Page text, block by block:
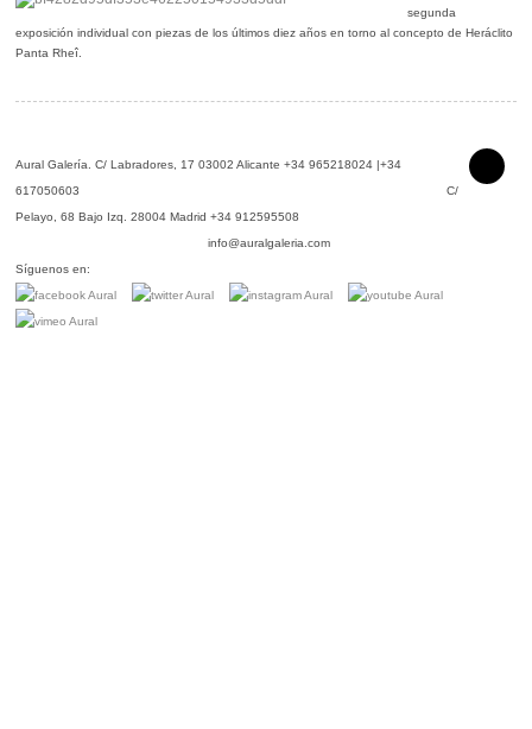
segunda
exposición individual con piezas de los últimos diez años en torno al concepto de Heráclito
Panta Rheî.
Aural Galería.C/ Labradores, 17 03002 Alicante +34 965218024 |+34
617050603 C/
Pelayo, 68 Bajo Izq. 28004 Madrid +34 912595508
info@auralgaleria.com
Síguenos en: